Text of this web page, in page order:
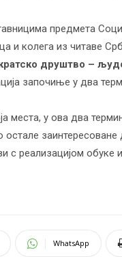
предмета
и колега из читаве
друштво –
започиње у два
места, у ова два
остале
с реализацијом
WhatsApp